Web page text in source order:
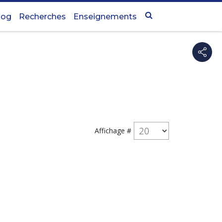
Recherches Enseignements
Affichage #